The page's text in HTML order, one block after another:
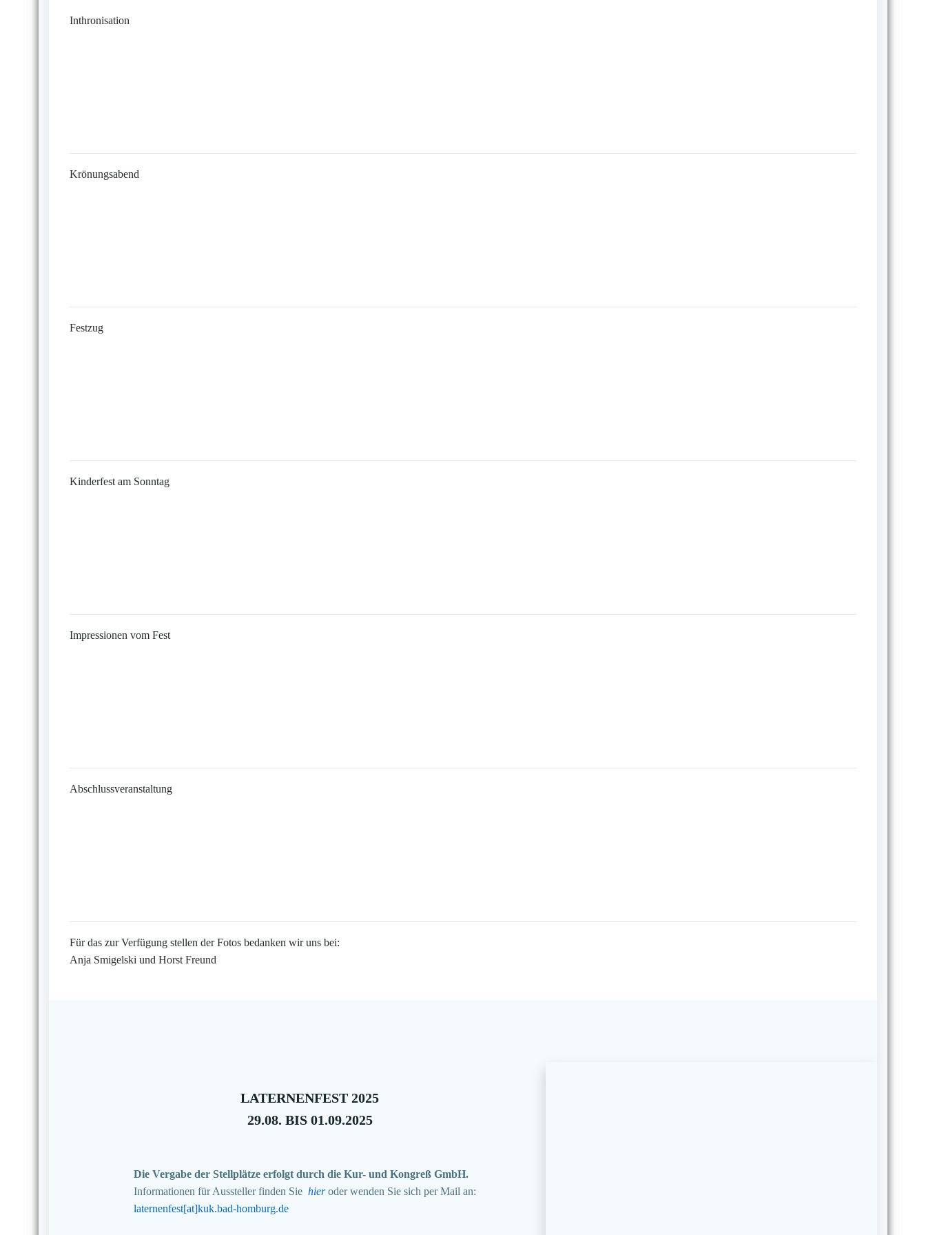
Inthronisation
Krönungsabend
Festzug
Kinderfest am Sonntag
Impressionen vom Fest
Abschlussveranstaltung
Für das zur Verfügung stellen der Fotos bedanken wir uns bei:
Anja Smigelski und Horst Freund
LATERNENFEST 2025
29.08. BIS 01.09.2025
Die Vergabe der Stellplätze erfolgt durch die Kur- und Kongreß GmbH.
Informationen für Aussteller finden Sie hieroder wenden Sie sich per Mail an:
laternenfest[at]kuk.bad-homburg.de